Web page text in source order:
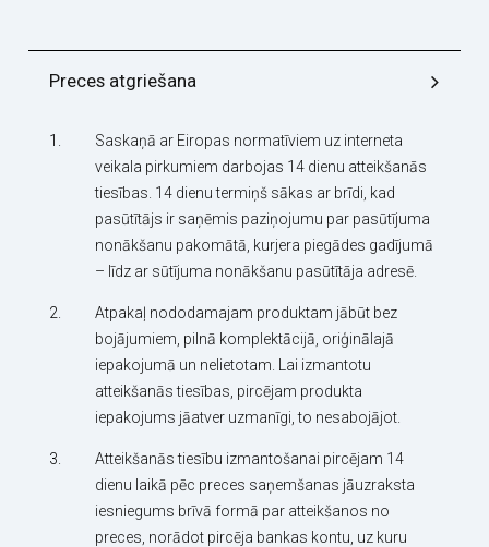
Preces atgriešana
Saskaņā ar Eiropas normatīviem uz interneta
veikala pirkumiem darbojas 14 dienu atteikšanās
tiesības. 14 dienu termiņš sākas ar brīdi, kad
pasūtītājs ir saņēmis paziņojumu par pasūtījuma
nonākšanu pakomātā, kurjera piegādes gadījumā
– līdz ar sūtījuma nonākšanu pasūtītāja adresē.
Atpakaļ nododamajam produktam jābūt bez
bojājumiem, pilnā komplektācijā, oriģinālajā
iepakojumā un nelietotam. Lai izmantotu
atteikšanās tiesības, pircējam produkta
iepakojums jāatver uzmanīgi, to nesabojājot.
Atteikšanās tiesību izmantošanai pircējam 14
dienu laikā pēc preces saņemšanas jāuzraksta
iesniegums brīvā formā par atteikšanos no
preces, norādot pircēja bankas kontu, uz kuru